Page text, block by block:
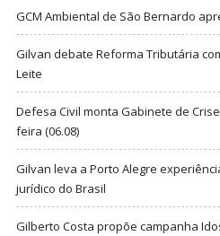
GCM Ambiental de São Bernardo
Gilvan debate Reforma Tributária
Leite
Defesa Civil monta Gabinete de
feira (06.08)
Gilvan leva a Porto Alegre
jurídico do Brasil
Gilberto Costa propõe campanha